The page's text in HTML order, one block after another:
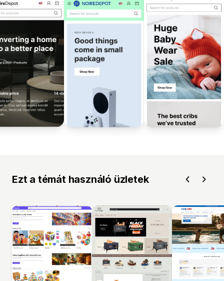
Ezt a témát használó üzletek